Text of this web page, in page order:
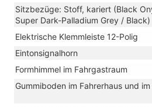
Sitzbezüge: Stoff, kariert (Black
Super Dark-Palladium Grey / Black)
Elektrische Klemmleiste 12-Polig
Eintonsignalhorn
Formhimmel im Fahrgastraum
Gummiboden im Fahrerhaus und